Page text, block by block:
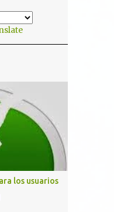
los usuarios